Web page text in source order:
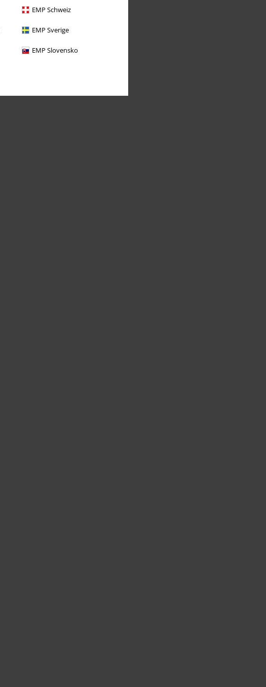
EMP Schweiz
EMP Sverige
EMP Slovensko